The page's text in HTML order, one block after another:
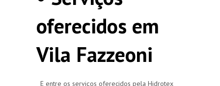
oferecidos em
Vila Fazzeoni
E entre os serviços oferecidos pela Hidrotex